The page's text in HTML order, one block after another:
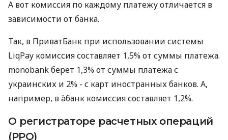
А вот комиссия по каждому платежу отличается в
зависимости от банка.
Так, в ПриватБанк при использовании системы
LiqPay комиссия составляет 1,5% от суммы платежа.
monobank берет 1,3% от суммы платежа с
украинских и 2% - с карт иностранных банков. А,
например, в àбанк комиссия составляет 1,2%.
О регистраторе расчетных операций
(РРО)